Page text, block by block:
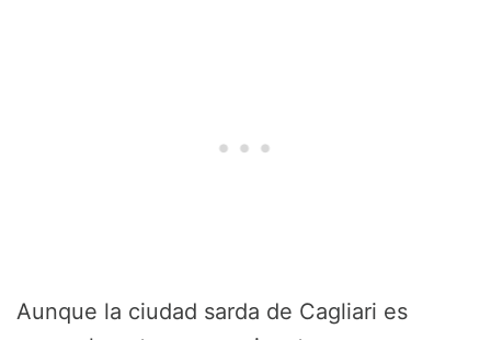
Aunque la ciudad sarda de Cagliari es